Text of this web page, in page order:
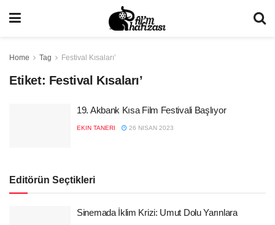
Home Tag Festival Kısaları’
Etiket: Festival Kısaları’
19. Akbank Kısa Film Festivali Başlıyor
EKIN TANERI 26 NISAN 2023
Editörün Seçtikleri
Sinemada İklim Krizi: Umut Dolu Yarınlara